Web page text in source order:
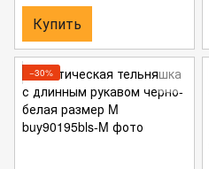
Купить
−30%